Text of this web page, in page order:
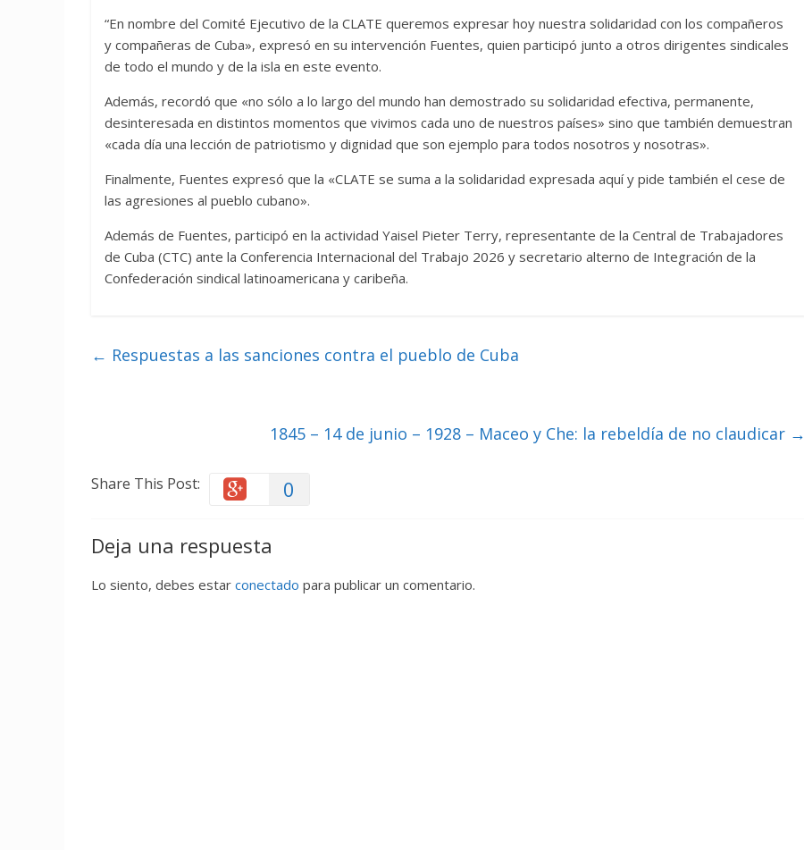
“En nombre del Comité Ejecutivo de la CLATE queremos expresar hoy nuestra solidaridad con los compañeros
y compañeras de Cuba», expresó en su intervención Fuentes, quien participó junto a otros dirigentes sindicales
de todo el mundo y de la isla en este evento.
Además, recordó que «no sólo a lo largo del mundo han demostrado su solidaridad efectiva, permanente,
desinteresada en distintos momentos que vivimos cada uno de nuestros países» sino que también demuestran
«cada día una lección de patriotismo y dignidad que son ejemplo para todos nosotros y nosotras».
Finalmente, Fuentes expresó que la «CLATE se suma a la solidaridad expresada aquí y pide también el cese de
las agresiones al pueblo cubano».
Además de Fuentes, participó en la actividad Yaisel Pieter Terry, representante de la Central de Trabajadores
de Cuba (CTC) ante la Conferencia Internacional del Trabajo 2026 y secretario alterno de Integración de la
Confederación sindical latinoamericana y caribeña.
← Respuestas a las sanciones contra el pueblo de Cuba
1845 – 14 de junio – 1928 – Maceo y Che: la rebeldía de no claudicar →
Share This Post: 0
Deja una respuesta
Lo siento, debes estar conectado para publicar un comentario.